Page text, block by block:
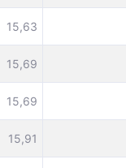
15,63
15,69
15,69
15,91